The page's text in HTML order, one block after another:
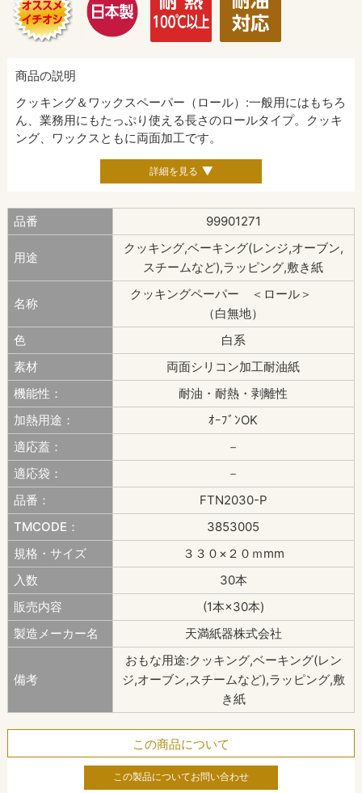
商品の説明
クッキング＆ワックスペーパー（ロール）:一般用にはもちろ
ん、業務用にもたっぷり使える長さのロールタイプ。クッキ
ング、ワックスともに両面加工です。
詳細を見る
品番 99901271
用途
クッキング,ベーキング(レンジ,オーブン,
スチームなど),ラッピング,敷き紙
名称
クッキングペーパー ＜ロール＞
（白無地）
色
白系
素材
両面シリコン加工耐油紙
機能性：
耐油・耐熱・剥離性
加熱用途：
ｵｰﾌﾞﾝOK
適応蓋：
－
適応袋：
－
品番：
FTN2030-P
TMCODE：
3853005
規格・サイズ
３３０×２０ｍmm
入数
30本
販売内容
(1本×30本)
製造メーカー名
天満紙器株式会社
備考
おもな用途:クッキング,ベーキング(レン
ジ,オーブン,スチームなど),ラッピング,敷
き紙
この商品について
この製品についてお問い合わせ